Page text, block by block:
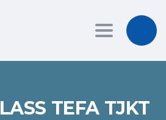
Toggle
TEFA TJKT